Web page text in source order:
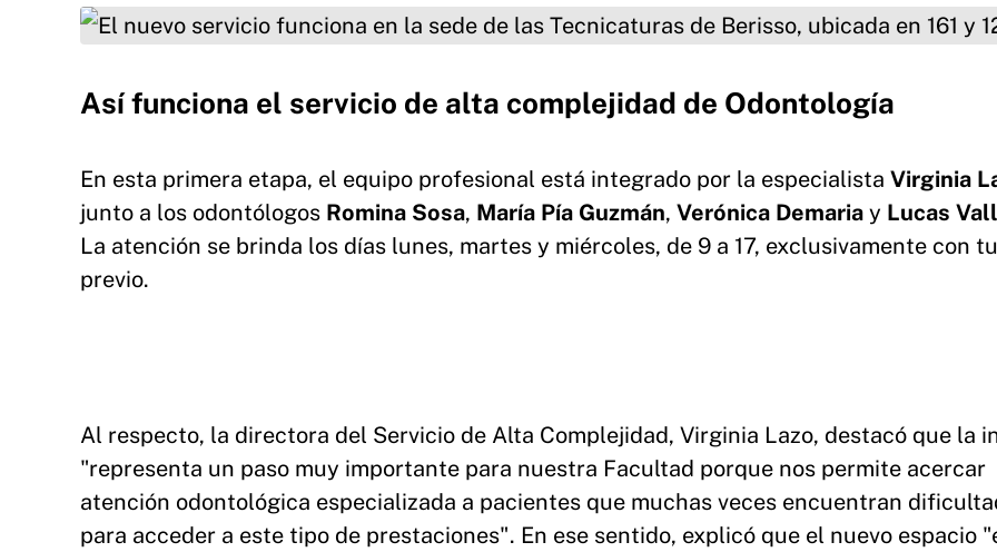
Así funciona el servicio de alta complejidad de Odontología
En esta primera etapa, el equipo profesional está integrado por la especialista Virginia
junto a los odontólogos Romina Sosa, María Pía Guzmán, Verónica Demaria y Lucas
La atención se brinda los días lunes, martes y miércoles, de 9 a 17, exclusivamente con
previo.
Al respecto, la directora del Servicio de Alta Complejidad, Virginia Lazo, destacó que la
"representa un paso muy importante para nuestra Facultad porque nos permite acercar
atención odontológica especializada a pacientes que muchas veces encuentran
para acceder a este tipo de prestaciones". En ese sentido, explicó que el nuevo espacio